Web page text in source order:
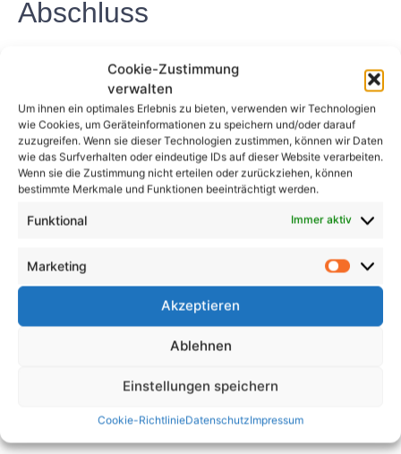
Cookie-Zustimmung
verwalten
Um ihnen ein optimales Erlebnis zu bieten, verwenden wir Technologien
wie Cookies, um Geräteinformationen zu speichern und/oder darauf
zuzugreifen. Wenn sie dieser Technologien zustimmen, können wir Daten
wie das Surfverhalten oder eindeutige IDs auf dieser Website verarbeiten.
Wenn sie die Zustimmung nicht erteilen oder zurückziehen, können
bestimmte Merkmale und Funktionen beeinträchtigt werden.
Funktional Immer aktiv
Marketing
Akzeptieren
Ablehnen
Einstellungen speichern
Cookie-RichtlinieDatenschutzImpressum
Abschluss
Sicherheitsmaßnahme für Arbeitgeber in Bensheim,
Deutschland, um die Sicherheit ihrer Arbeitnehmer
zu gewährleisten und Unfälle am Arbeitsplatz zu
verhindern. Durch die Durchführung regelmäßiger
Inspektionen von Geräten und Maschinen können
Arbeitgeber potenzielle Gefahren erkennen und
beheben, bevor sie Schaden anrichten, und so
der Mitarbeiter schützen und kostspielige
Ausfallzeiten verhindern.
FAQs
Prüfungsprüfung in Bensheim
vereinbaren?